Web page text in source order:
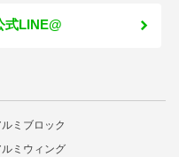
式LINE@
ルミブロック
ルミウィング